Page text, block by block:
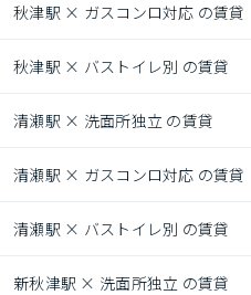
秋津駅 × ガスコンロ対応 の賃貸
秋津駅 × バストイレ別 の賃貸
清瀬駅 × 洗面所独立 の賃貸
清瀬駅 × ガスコンロ対応 の賃貸
清瀬駅 × バストイレ別 の賃貸
新秋津駅 × 洗面所独立 の賃貸